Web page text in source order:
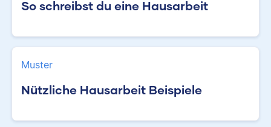
So schreibst du eine Hausarbeit
Muster
Nützliche Hausarbeit Beispiele